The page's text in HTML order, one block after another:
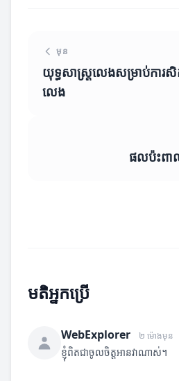
មុន
យុទ្ធសាស្ត្រលេងសម្រាប់ការសិ
លេង
ផលប៉ះពា
មតិអ្នកប្រើ
WebExplorer ២ ម៉ោងមុន
ខ្ញុំពិតជាចូលចិត្តអានវាណាស់។